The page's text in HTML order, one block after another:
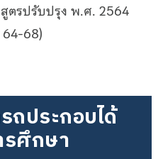
ตรปรับปรุง พ.ศ. 2564
68)
ถประกอบได้
รศึกษา